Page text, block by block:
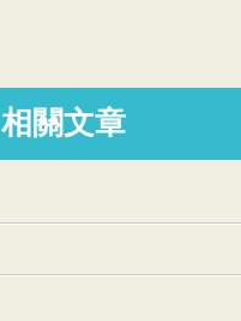
相關文章